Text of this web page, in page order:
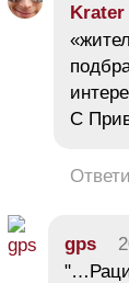
Krater
С
gps